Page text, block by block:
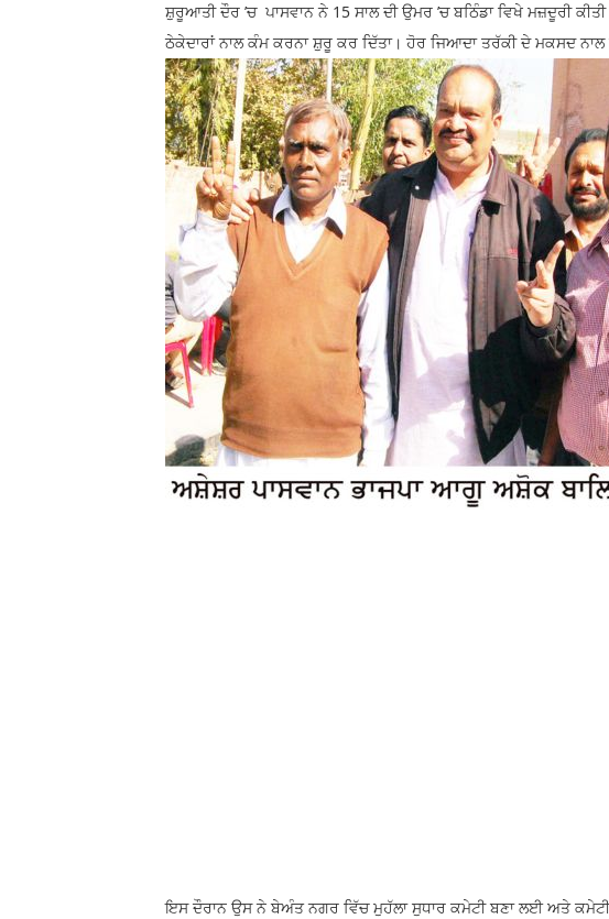
ਸ਼ੁਰੂਆਤੀ ਦੌਰ ’ਚ ਪਾਸਵਾਨ ਨੇ 15 ਸਾਲ ਦੀ ਉਮਰ ’ਚ ਬਠਿੰਡਾ ਵਿਖੇ ਮਜ਼ਦੂਰੀ
ਠੇਕੇਦਾਰਾਂ ਨਾਲ ਕੰਮ ਕਰਨਾ ਸ਼ੁਰੂ ਕਰ ਦਿੱਤਾ। ਹੋਰ ਜਿਆਦਾ ਤਰੱਕੀ ਦੇ ਮਕਸਦ
ਇਸ ਦੌਰਾਨ ਉਸ ਨੇ ਬੇਅੰਤ ਨਗਰ ਵਿੱਚ ਮੁਹੱਲਾ ਸੁਧਾਰ ਕਮੇਟੀ ਬਣਾ ਲਈ ਅਤੇ